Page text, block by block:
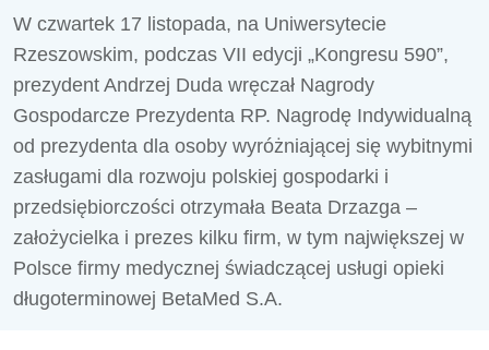
W czwartek 17 listopada, na Uniwersytecie
Rzeszowskim, podczas VII edycji „Kongresu 590”,
prezydent Andrzej Duda wręczał Nagrody
Gospodarcze Prezydenta RP. Nagrodę Indywidualną
od prezydenta dla osoby wyróżniającej się wybitnymi
zasługami dla rozwoju polskiej gospodarki i
przedsiębiorczości otrzymała Beata Drzazga –
założycielka i prezes kilku firm, w tym największej w
Polsce firmy medycznej świadczącej usługi opieki
długoterminowej BetaMed S.A.